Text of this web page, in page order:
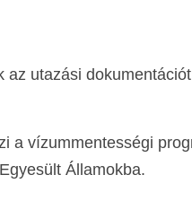
az utazási
a vízummentességi
Államokba.